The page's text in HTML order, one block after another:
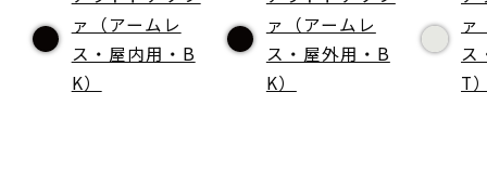
ァ（アームレ
ス・屋内用・B
K）
ァ（アームレ
ス・屋外用・B
K）
ァ
ス
T